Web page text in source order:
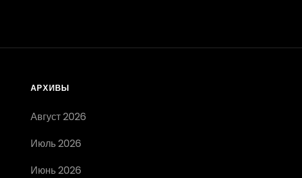
НЁМ
АРХИВЫ
Август 2026
Июль 2026
Июнь 2026